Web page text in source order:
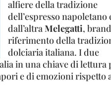
alfiere della tradizione
dell’espresso napoletano
dall’altraMelegatti,
riferimento della
dolciaria italiana. I due
in una chiave di lettura
e di emozioni rispetto